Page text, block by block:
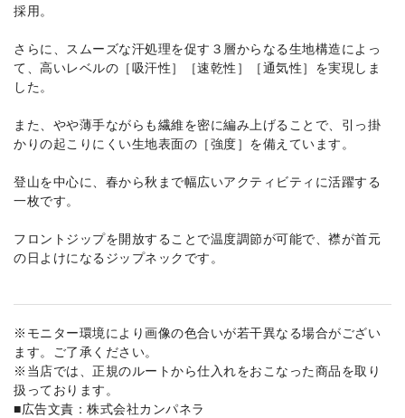
採用。
さらに、スムーズな汗処理を促す３層からなる生地構造によっ
て、高いレベルの［吸汗性］［速乾性］［通気性］を実現しま
した。
また、やや薄手ながらも繊維を密に編み上げることで、引っ掛
かりの起こりにくい生地表面の［強度］を備えています。
登山を中心に、春から秋まで幅広いアクティビティに活躍する
一枚です。
フロントジップを開放することで温度調節が可能で、襟が首元
の日よけになるジップネックです。
※モニター環境により画像の色合いが若干異なる場合がござい
ます。ご了承ください。
※当店では、正規のルートから仕入れをおこなった商品を取り
扱っております。
■広告文責：株式会社カンパネラ